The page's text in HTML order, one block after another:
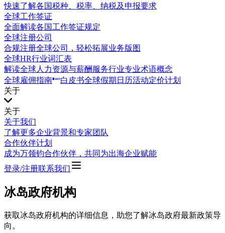
快速了解各国税种、税率、纳税及申报要求
全球工作签证
全面解读各国工作签证规定
全球注册公司
合规注册全球公司，轻松拓展业务版图
全球HR行业词汇表
解读全球人力资源与薪酬服务行业专业术语概念
全球雇佣指南
白皮书全球假期日历活动定价计划
关于
关于
关于我们
了解更多企业背景和专家团队
合作伙伴计划
成为万领钧合作伙伴，共同为出海企业赋能
登录/注册联系我们
冰岛政府机构
获取冰岛政府机构的详细信息，助您了解冰岛政府最新政策导
向。